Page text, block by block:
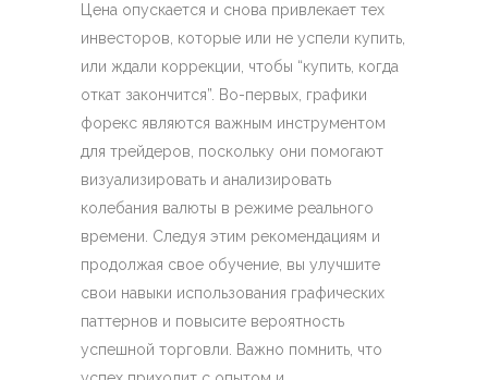
Цена опускается и снова привлекает тех
инвесторов, которые или не успели купить,
или ждали коррекции, чтобы “купить, когда
откат закончится”. Во-первых, графики
форекс являются важным инструментом
для трейдеров, поскольку они помогают
визуализировать и анализировать
колебания валюты в режиме реального
времени. Следуя этим рекомендациям и
продолжая свое обучение, вы улучшите
свои навыки использования графических
паттернов и повысите вероятность
успешной торговли. Важно помнить, что